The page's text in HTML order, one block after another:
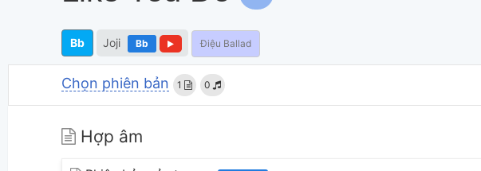
Bb Joji Bb Điệu Ballad
Chọn phiên bản 1 0
Hợp âm